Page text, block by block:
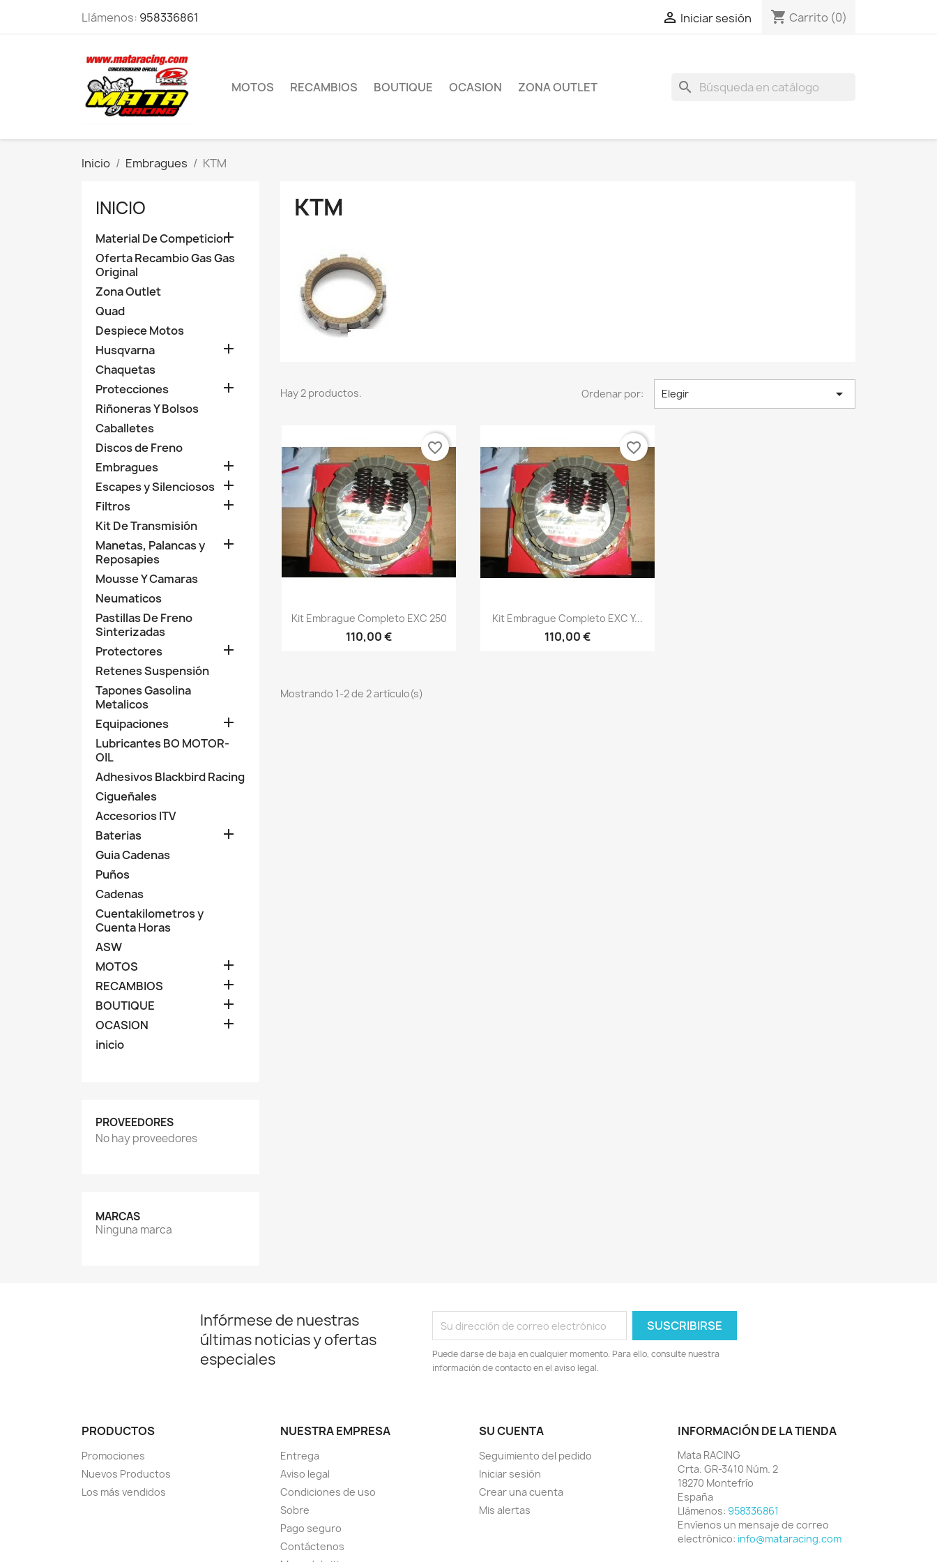
Llámenos: 958336861  Iniciar sesión shopping_cart Carrito (0)
MOTOS RECAMBIOS BOUTIQUE OCASION ZONA OUTLET search
Inicio Embragues KTM
INICIO
Material De Competicion

Oferta Recambio Gas Gas
Original
Zona Outlet
Quad
Despiece Motos
Husqvarna

Chaquetas
Protecciones

Riñoneras Y Bolsos
Caballetes
Discos de Freno
Embragues

Escapes y Silenciosos 
Filtros 
Kit De Transmisión
Manetas, Palancas y
Reposapies

Mousse Y Camaras
Neumaticos
Pastillas De Freno
Sinterizadas
Protectores

Retenes Suspensión
Tapones Gasolina
Metalicos
Equipaciones

Lubricantes BO MOTOR-
OIL
Adhesivos Blackbird Racing
Cigueñales
Accesorios ITV
Baterias

Guia Cadenas
Puños
Cadenas
Cuentakilometros y
Cuenta Horas
ASW
MOTOS

RECAMBIOS 
BOUTIQUE 
OCASION 
inicio
PROVEEDORES
No hay proveedores
MARCAS
Ninguna marca
KTM
Hay 2 productos. Ordenar por: Elegir 
Vista rápida
Kit Embrague Completo EXC 250
110,00 €
favorite_border
Vista rápida
Kit Embrague Completo EXC Y...
110,00 €
favorite_border
Mostrando 1-2 de 2 artículo(s)
Infórmese de nuestras
últimas noticias y ofertas
especiales
Puede darse de baja en cualquier momento. Para ello, consulte nuestra
información de contacto en el aviso legal.
PRODUCTOS
Promociones
Nuevos Productos
Los más vendidos
NUESTRA EMPRESA
Entrega
Aviso legal
Condiciones de uso
Sobre
Pago seguro
Contáctenos
SU CUENTA
Seguimiento del pedido
Iniciar sesión
Crear una cuenta
Mis alertas
INFORMACIÓN DE LA TIENDA
Mata RACING
Crta. GR-3410 Núm. 2
18270 Montefrío
España
Llámenos: 958336861
Envíenos un mensaje de correo
electrónico: info@mataracing.com